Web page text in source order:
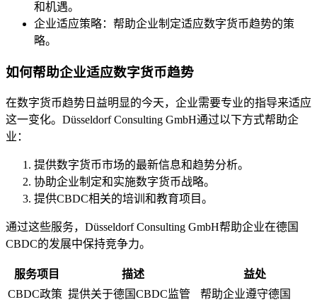
和机遇。
企业适应策略：帮助企业制定适应数字货币趋势的策
略。
如何帮助企业适应数字货币趋势
在数字货币趋势日益明显的今天，企业需要专业的指导来适应
这一变化。Düsseldorf Consulting GmbH通过以下方式帮助企
业：
提供数字货币市场的最新信息和趋势分析。
协助企业制定和实施数字货币战略。
提供CBDC相关的培训和教育项目。
通过这些服务，Düsseldorf Consulting GmbH帮助企业在德国
CBDC的发展中保持竞争力。
服务项目 描述
益处
CBDC政策 提供关于德国CBDC监管
帮助企业遵守德国